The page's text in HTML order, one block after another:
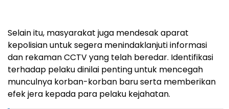
Selain itu, masyarakat juga mendesak aparat
kepolisian untuk segera menindaklanjuti informasi
dan rekaman CCTV yang telah beredar. Identifikasi
terhadap pelaku dinilai penting untuk mencegah
munculnya korban-korban baru serta memberikan
efek jera kepada para pelaku kejahatan.